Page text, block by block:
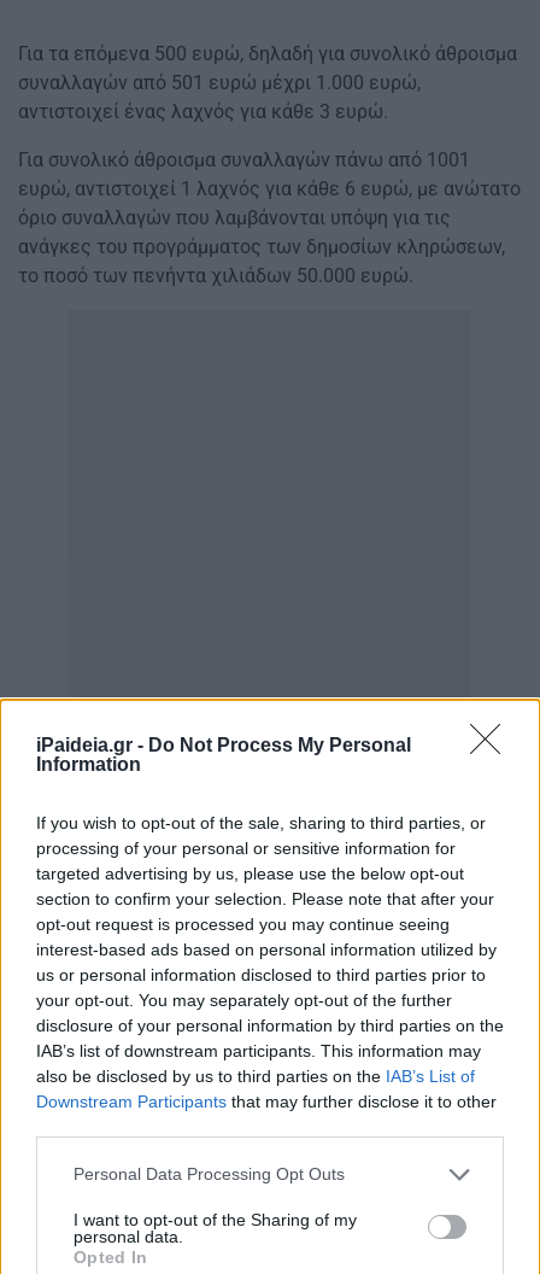
iPaideia.gr - Do Not Process My Personal
Information
If you wish to opt-out of the sale, sharing to third parties, or
processing of your personal or sensitive information for
targeted advertising by us, please use the below opt-out
section to confirm your selection. Please note that after your
opt-out request is processed you may continue seeing
interest-based ads based on personal information utilized by
us or personal information disclosed to third parties prior to
your opt-out. You may separately opt-out of the further
disclosure of your personal information by third parties on the
IAB’s list of downstream participants. This information may
also be disclosed by us to third parties on the IAB’s List of
Downstream Participants that may further disclose it to other
Please note that this website/app uses one or more Google
not limited to your visit or usage behaviour. You may click to
grant or deny consent to Google and its third-party tags to
use your data for below specified purposes in below Google
Personal Data Processing Opt Outs
I want to opt-out of the Sharing of my
personal data.
Opted In
Για τα επόμενα 500 ευρώ, δηλαδή για συνολικό άθροισμα
συναλλαγών από 501 ευρώ μέχρι 1.000 ευρώ,
αντιστοιχεί ένας λαχνός για κάθε 3 ευρώ.
Για συνολικό άθροισμα συναλλαγών πάνω από 1001
ευρώ, αντιστοιχεί 1 λαχνός για κάθε 6 ευρώ, με ανώτατο
όριο συναλλαγών που λαμβάνονται υπόψη για τις
ανάγκες του προγράμματος των δημοσίων κληρώσεων,
το ποσό των πενήντα χιλιάδων 50.000 ευρώ.
Κάθε συμμετέχων μπορεί να αναδειχθεί τυχερός μέχρι 2
φορές μέσα στο ίδιο ημερολογιακό έτος. Σε περίπτωση
έπαθλο καταβάλλεται στον 1ο, 2ο κ.ο.κ. δικαιούχο,
κάτοχο του 1ου, 2ου κ.ο.κ. αναπληρωματικού λαχνού της
εκάστοτε κλήρωσης.